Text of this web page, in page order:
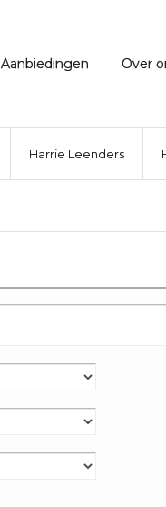
Aanbiedingen Over
Harrie Leenders